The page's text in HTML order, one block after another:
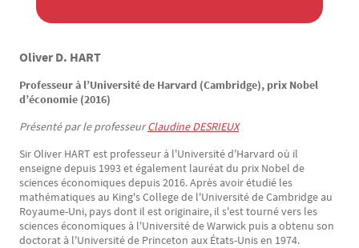
Texte
Oliver D. HART
Professeur à l’Université de Harvard (Cambridge), prix Nobel
d’économie (2016)
Présenté par le professeurClaudine DESRIEUX
Sir Oliver HART est professeur à l'Université d'Harvard où il
enseigne depuis 1993 et également lauréat du prix Nobel de
sciences économiques depuis 2016. Après avoir étudié les
mathématiques au King's College de l'Université de Cambridge au
Royaume-Uni, pays dont il est originaire, il s'est tourné vers les
sciences économiques à l'Université de Warwick puis a obtenu son
doctorat à l'Université de Princeton aux États-Unis en 1974.